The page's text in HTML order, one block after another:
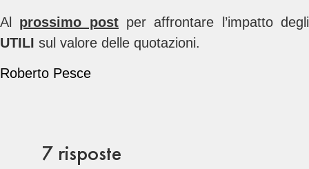
Al prossimo postper affrontare l’impatto degli
UTILI sul valore delle quotazioni.
Roberto Pesce
7 risposte